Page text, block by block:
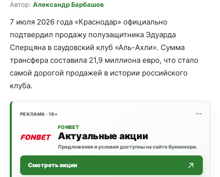
Автор: Александр Барбашов
7 июля 2026 года «Краснодар» официально
подтвердил продажу полузащитника Эдуарда
Сперцяна в саудовский клуб «Аль-Ахли». Сумма
трансфера составила 21,9 миллиона евро, что стало
самой дорогой продажей в истории российского
клуба.
РЕКЛАМА · 18+
FONBET
Актуальные акции
Предложения и условия доступны на сайте букмекера.
Смотреть акции